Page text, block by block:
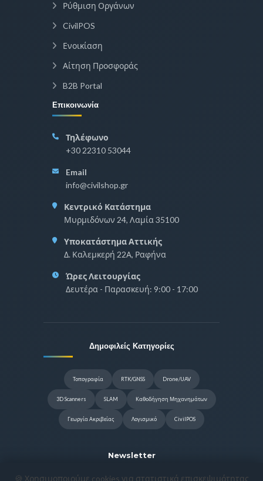
Ρύθμιση Οργάνων
CivilPOS
Ενοικίαση
Αίτηση Προσφοράς
B2B Portal
Επικοινωνία
Τηλέφωνο
+30 22310 53044
Email
info@civilshop.gr
Κεντρικό Κατάστημα
Μυρμιδόνων 24, Λαμία 35100
Υποκατάστημα Αττικής
Δ. Καλεμκερή 22Α, Ραφήνα
Ώρες Λειτουργίας
Δευτέρα - Παρασκευή: 9:00 - 17:00
Δημοφιλείς Κατηγορίες
Τοπογραφία RTK/GNSS Drone/UAV
3D Scanners SLAM Καθοδήγηση Μηχανημάτων
Γεωργία Ακριβείας Λογισμικό CivilPOS
Newsletter
🍪 Χρησιμοποιούμε cookies για στατιστικά επισκεψιμότητας